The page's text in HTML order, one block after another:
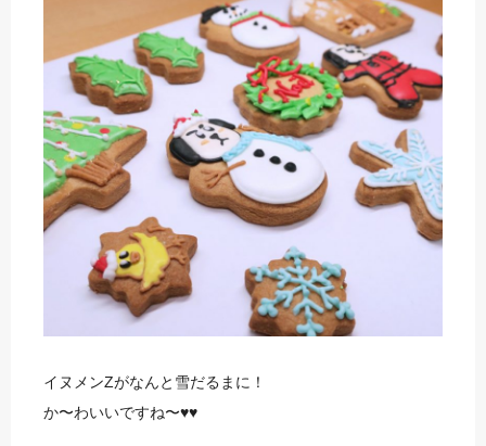
イヌメンZがなんと雪だるまに！
か〜わいいですね〜♥♥